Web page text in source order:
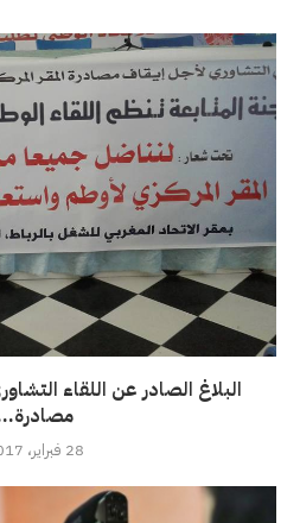
البلاغ الصادر عن اللقاء
28 فبراير، 2017